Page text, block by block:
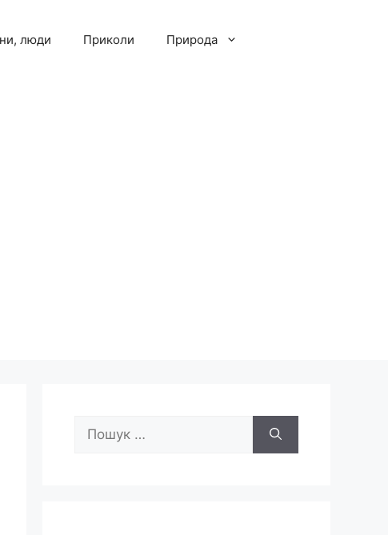
люди Приколи Природа
Пошук: